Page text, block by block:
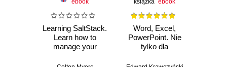
ebook
Learning SaltStack.
Learn how to
manage your
utilizing the power
książka ebook
Word, Excel,
PowerPoint. Nie
tylko dla